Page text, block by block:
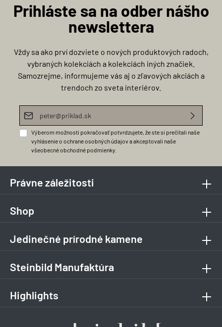
Prihláste sa na odber nášho
newslettera
Vždy sa ako prví dozviete o nových produktových radoch,
vybraných kolekciách a kolekciách iných značiek.
Samozrejme, informujeme vás aj o zľavových akciách a
trendoch zo sveta interiérov.
E-mailová adresa*
Výberom možnosti pokračovať potvrdzujete, že ste si prečítali naše
vyhlásenie o ochrane osobných údajova akceptovali naše
všeobecné obchodné podmienky
Právne záležitosti
Shop
Jedinečné prírodné kamene
Steinbild Manufaktúra
Highlights